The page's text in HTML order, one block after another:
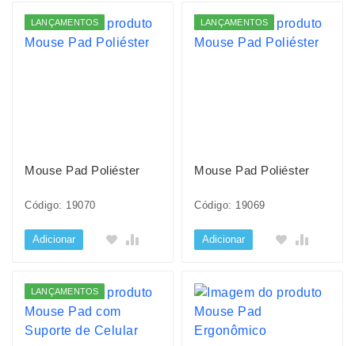
LANÇAMENTOS
Mouse Pad Poliéster
Código: 19070
Adicionar
LANÇAMENTOS
Mouse Pad Poliéster
Código: 19069
Adicionar
LANÇAMENTOS